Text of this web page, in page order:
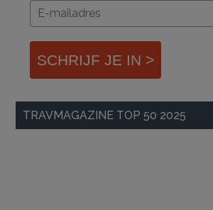
SCHRIJF JE IN >
TRAVMAGAZINE TOP 50 2025